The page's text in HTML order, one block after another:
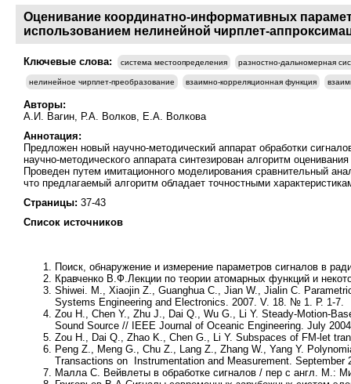
Оценивание координатно-информативных
использованием нелинейной чирплет-
Ключевые слова: система местоопределения разностно-дальномерная
нелинейное чирплет-преобразование взаимно-корреляционная функция
Авторы:
А.И. Вагин, Р.А. Волков, Е.А. Волкова
Аннотация:
Предложен новый научно-методический аппарат обработки
научно-методического аппарата синтезирован алгоритм
Проведен путем имитационного моделирования сравнительный
что предлагаемый алгоритм обладает точностными
Страницы: 37-43
Список источников
Поиск, обнаружение и измерение параметров сигналов в
Кравченко В.Ф. Лекции по теории атомарных функций и
Shiwei. M., Xiaojin Z., Guanghua C., Jian W., Jialin C.
Systems Engineering and Electronics. 2007. V. 18. № 1. Р. 1-7.
Zou H., Chen Y., Zhu J., Dai Q., Wu G., Li Y. Steady-Motion-
Sound Source // IEEE Journal of Oceanic Engineering. July
Zou H., Dai Q., Zhao K., Chen G., Li Y. Subspaces of FM-let
Peng Z., Meng G., Chu Z., Lang Z., Zhang W., Yang Y.
Transactions on Instrumentation and Measurement.
Малла С . Вейвлеты в обработке сигналов / пер с англ. М.: